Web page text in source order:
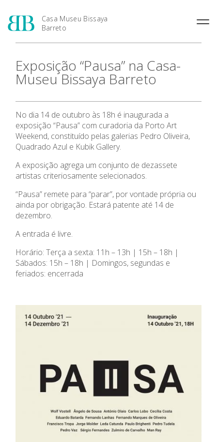
Casa Museu Bissaya
Barreto
A Casa Museu
Barreto
A Casa Museu
Visitar
Coleções
Exposições
Centro de Documentação
Exposição “Pausa” na Casa-
Museu Bissaya Barreto
No dia 14 de outubro às 18h é inaugurada a
exposição “Pausa” com curadoria da Porto Art
Weekend, constituído pelas galerias Pedro Oliveira,
Quadrado Azul e Kubik Gallery.
A exposição agrega um conjunto de dezassete
artistas criteriosamente selecionados.
“Pausa” remete para “parar”, por vontade própria ou
ainda por obrigação. Estará patente até 14 de
dezembro.
A entrada é livre.
Horário: Terça a sexta: 11h – 13h | 15h – 18h |
Sábados: 15h – 18h | Domingos, segundas e
feriados: encerrada